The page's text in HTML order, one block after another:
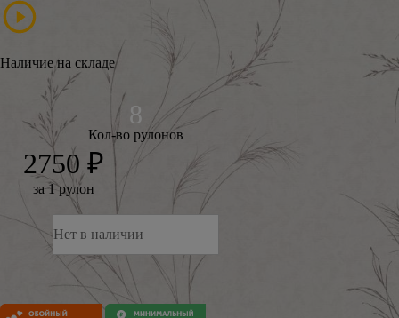
Наличие на складе
Кол-во рулонов
2750 ₽
за 1 рулон
Нет в наличии